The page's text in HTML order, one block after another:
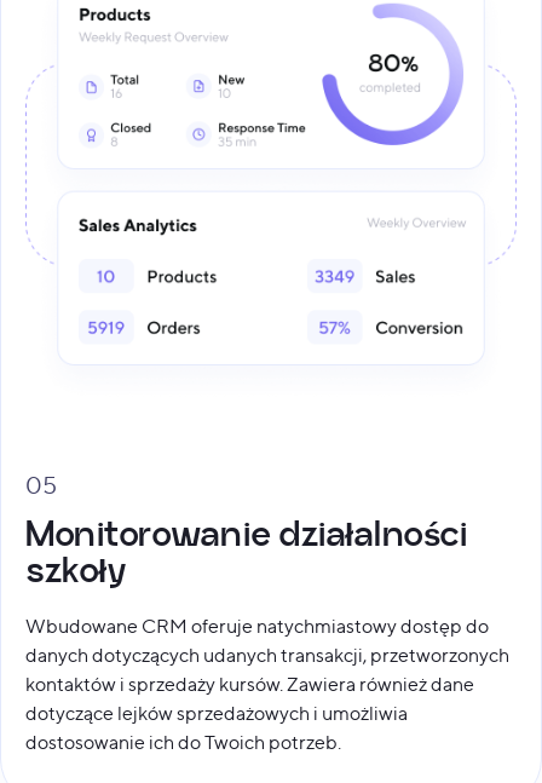
05
Monitorowanie działalności
szkoły
Wbudowane CRM oferuje natychmiastowy dostęp do
danych dotyczących udanych transakcji, przetworzonych
kontaktów i sprzedaży kursów. Zawiera również dane
dotyczące lejków sprzedażowych i umożliwia
dostosowanie ich do Twoich potrzeb.